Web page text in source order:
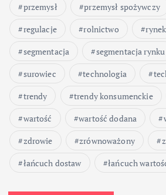
przemysł
przemysł spożywczy
regulacje
rolnictwo rynek
segmentacja
segmentacja rynku
surowiec
technologia
trendy
trendy konsumenckie
wartość
wartość dodana
zdrowie
zrównoważony
łańcuch dostaw
łańcuch